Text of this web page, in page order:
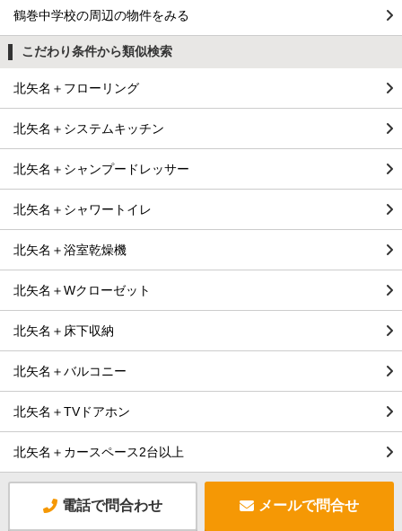
鶴巻中学校の周辺の物件をみる
こだわり条件から類似検索
北矢名＋フローリング
北矢名＋システムキッチン
北矢名＋シャンプードレッサー
北矢名＋シャワートイレ
北矢名＋浴室乾燥機
北矢名＋Wクローゼット
北矢名＋床下収納
北矢名＋バルコニー
北矢名＋TVドアホン
北矢名＋カースペース2台以上
電話で問合わせ メールで問合せ